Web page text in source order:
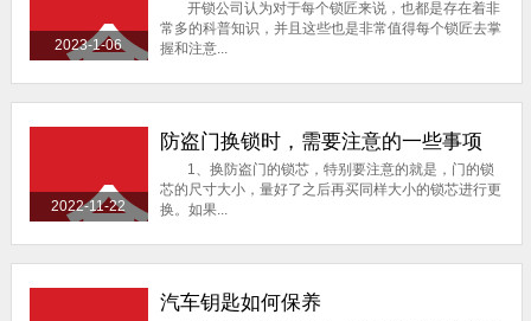
2023-1-06
开锁公司认为对于每个锁匠来说，也都是存在着非
常多的科普知识，并且这些也是非常值得每个锁匠去掌
握和注意...
2022-11-22
防盗门换锁时，需要注意的一些事项
1、换防盗门的锁芯，特别要注意的就是，门的锁
芯的尺寸大小，量好了之后再买同样大小的锁芯进行更
换。如果...
汽车钥匙如何保养